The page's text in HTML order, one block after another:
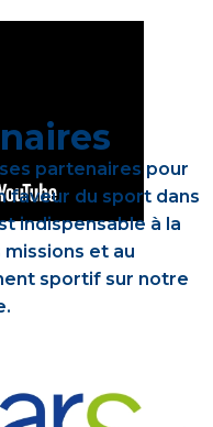
partenaires pour
faveur du sport dans
indispensable à la
et au
sportif sur notre